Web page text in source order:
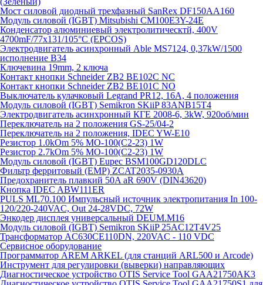
Мост силовой диодный трехфазный SanRex DF150AA160
Модуль силовой (IGBT) Mitsubishi CM100E3Y-24E
Конденсатор алюминиевый электролитическтй, 400V
4700mF/77x131/105°C (EPCOS)
Электродвигатель асинхронный Able MS7124, 0,37kW/1500
исполнение В34
Ключевина 19mm, 2 ключа
Контакт кнопки Schneider ZB2 BE102C NC
Контакт кнопки Schneider ZB2 BE101C NO
Выключатель кулачковый Legrand PR12, 16A, 4 положения
Модуль силовой (IGBT) Semikron SKiiP 83ANB15T4
Электродвигатель асинхронный КГЕ 2008-6, 3kW, 920об/мин
Переключатель на 2 положения GS-25/04-2
Переключатель на 2 положения, IDEC YW-E10
Резистор 1.0kOm 5% МО-100(С2-23) 1W
Резистор 2.7kOm 5% МО-100(С2-23) 1W
Модуль силовой (IGBT) Eupec BSM100GD120DLC
Фильтр ферритовый (EMP) ZCAT2035-0930A
Предохранитель плавкий 50A aR 690V (DIN43620)
Кнопка IDEC ABW111ER
PULS ML70.100 Импульсный источник электропитания In 100-
120/220-240VAC, Out 24-28VDC, 72W
Энкодер дисплея универсальный DEUM.M16
Модуль силовой (IGBT) Semikron SKiiP 25AC12T4V25
Трансформатор AC630CE110DN, 220VAC - 110 VDC
Сервисное оборудование
Программатор AREM ARKEL (для станций ARL500 и Arcode)
Инструмент для регулировки (выверки) направляющих
Диагностическое устройство OTIS Service Tool GAA21750AK3